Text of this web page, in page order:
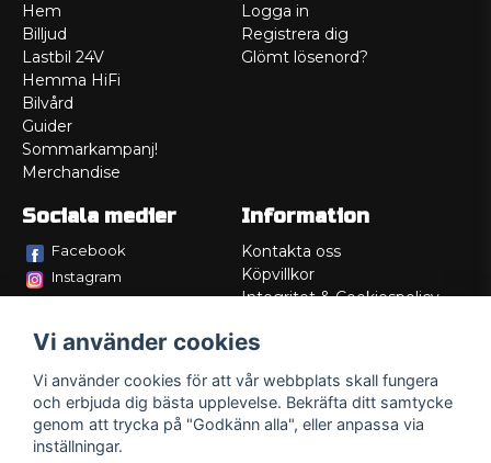
Hem
Billjud
Lastbil 24V
Hemma HiFi
Bilvård
Guider
Sommarkampanj!
Merchandise
Logga in
Registrera dig
Glömt lösenord?
Sociala medier
Facebook
Instagram
Information
Kontakta oss
Köpvillkor
Integritet & Cookiespolicy
Service/Garanti
Lådritning
Om oss
Vi använder cookies
Vi använder cookies för att vår webbplats skall fungera
och erbjuda dig bästa upplevelse. Bekräfta ditt samtycke
genom att trycka på "Godkänn alla", eller anpassa via
inställningar.